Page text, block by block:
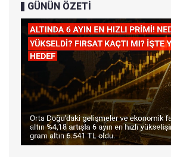
GÜNÜN ÖZETİ